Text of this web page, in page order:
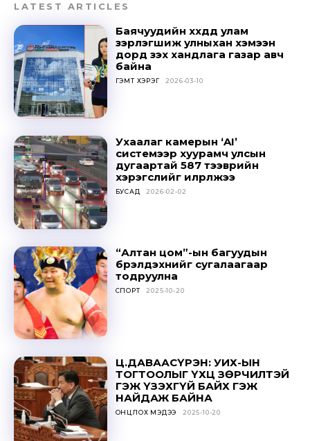
Don't miss
out!
Sing up for our newsletter
to stay in the loop.
LATEST ARTICLES
Баячуудийн хүүхдүүд улам
зэрлэгшиж улныхан хэмээн
дорд үзэх хандлага газар авч
байна
ГЭМТ ХЭРЭГ 2026-03-10
Ухаалаг камерын ‘AI’
системээр хуурамч улсын
дугаартай 587 тээврийн
хэрэгслийг илрүүлжээ
БУСАД 2026-02-02
“Алтан цом”-ын багуудын
бүрэлдэхүүнийг сугалаагаар
тодруулна
СПОРТ 2025-10-20
Ц.ДАВААСҮРЭН: УИХ-ЫН
ТОГТООЛЫГ ҮХЦ ЗӨРЧИЛТЭЙ
ГЭЖ ҮЗЭХГҮЙ БАЙХ ГЭЖ
НАЙДАЖ БАЙНА
ОНЦЛОХ МЭДЭЭ 2025-10-20